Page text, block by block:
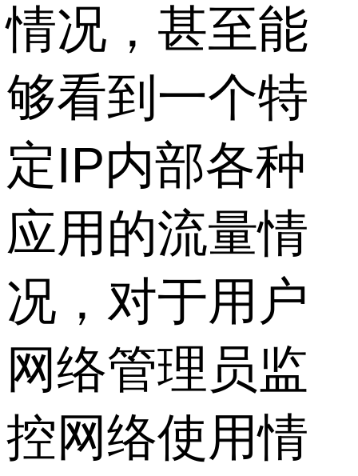
情况，甚至能
够看到一个特
定IP内部各种
应用的流量情
况，对于用户
网络管理员监
控网络使用情